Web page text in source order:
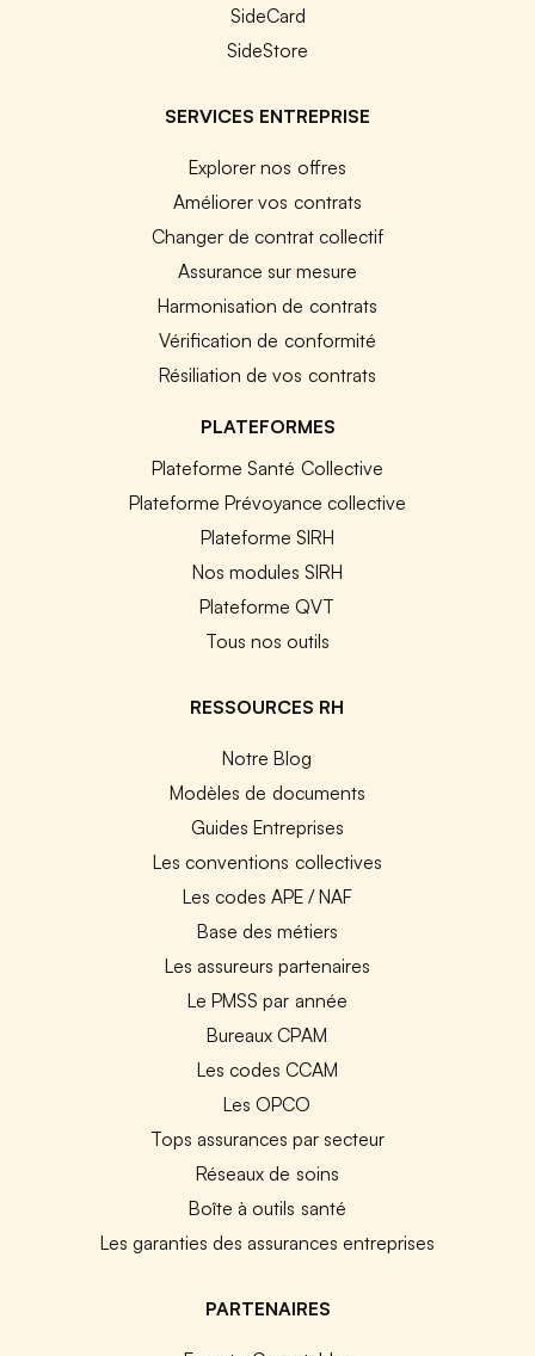
SideCard
SideStore
SERVICES ENTREPRISE
Explorer nos offres
Améliorer vos contrats
Changer de contrat collectif
Assurance sur mesure
Harmonisation de contrats
Vérification de conformité
Résiliation de vos contrats
PLATEFORMES
Plateforme Santé Collective
Plateforme Prévoyance collective
Plateforme SIRH
Nos modules SIRH
Plateforme QVT
Tous nos outils
RESSOURCES RH
Notre Blog
Modèles de documents
Guides Entreprises
Les conventions collectives
Les codes APE / NAF
Base des métiers
Les assureurs partenaires
Le PMSS par année
Bureaux CPAM
Les codes CCAM
Les OPCO
Tops assurances par secteur
Réseaux de soins
Boîte à outils santé
Les garanties des assurances entreprises
PARTENAIRES